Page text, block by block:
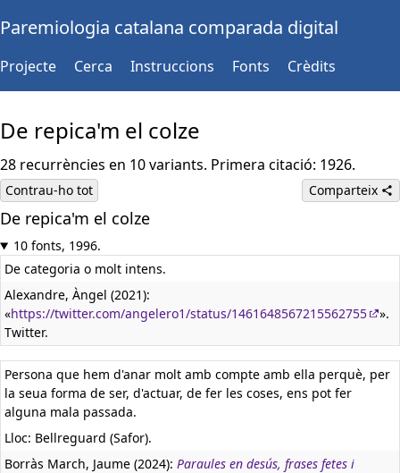
Paremiologia catalana comparada digital
Projecte Cerca Instruccions Fonts Crèdits
De repica'm el colze
28 recurrències en 10 variants. Primera citació: 1926.
Contrau-ho tot Comparteix
De repica'm el colze
10 fonts, 1996.
De categoria o molt intens.
Alexandre, Àngel (2021):
«https://twitter.com/angelero1/status/1461648567215562755
».
Twitter.
Persona que hem d'anar molt amb compte amb ella perquè, per
la seua forma de ser, d'actuar, de fer les coses, ens pot fer
alguna mala passada.
Lloc: Bellreguard (Safor).
Borràs March, Jaume (2024): Paraules en desús, frases fetes i